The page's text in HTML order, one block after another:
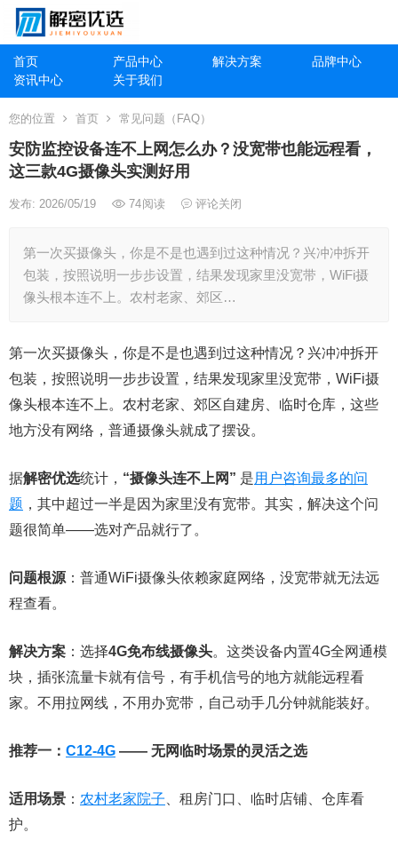
首页 产品中心 解决方案
品牌中心
资讯中心
关于我们
您的位置 首页 常见问题（FAQ）
安防监控设备连不上网怎么办？没宽带也能远程看，
这三款4G摄像头实测好用
发布: 2026/05/19 74阅读 评论关闭
第一次买摄像头，你是不是也遇到过这种情况？兴冲冲拆开
包装，按照说明一步步设置，结果发现家里没宽带，WiFi摄
像头根本连不上。农村老家、郊区…
第一次买摄像头，你是不是也遇到过这种情况？兴冲冲拆开
包装，按照说明一步步设置，结果发现家里没宽带，WiFi摄
像头根本连不上。农村老家、郊区自建房、临时仓库，这些
地方没有网络，普通摄像头就成了摆设。
据解密优选统计， “摄像头连不上网” 是用户咨询最多的问
题 ，其中超过一半是因为家里没有宽带。其实，解决这个问
题很简单——选对产品就行了。
问题根源 ：普通WiFi摄像头依赖家庭网络，没宽带就无法远
程查看。
解决方案 ：选择4G免布线摄像头。这类设备内置4G全网通模
块，插张流量卡就有信号，有手机信号的地方就能远程看
家。不用拉网线，不用办宽带，自己动手几分钟就能装好。
推荐一： C12-4G —— 无网临时场景的灵活之选
适用场景 ： 农村老家院子 、租房门口、临时店铺、仓库看
护。